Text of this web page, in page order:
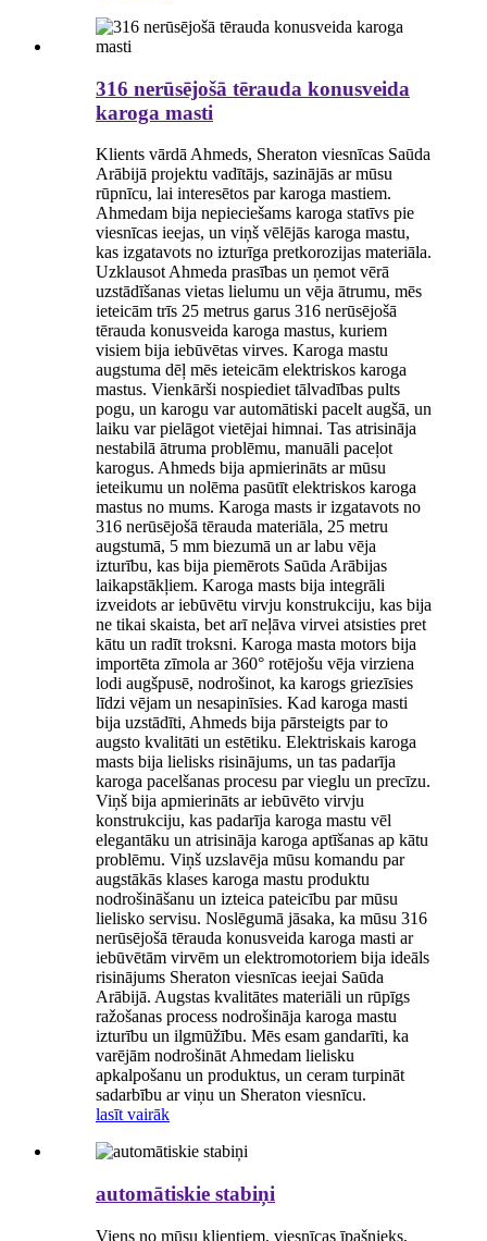
316 nerūsējošā tērauda konusveida
karoga masti
Klients vārdā Ahmeds, Sheraton viesnīcas Saūda
Arābijā projektu vadītājs, sazinājās ar mūsu
rūpnīcu, lai interesētos par karoga mastiem.
Ahmedam bija nepieciešams karoga statīvs pie
viesnīcas ieejas, un viņš vēlējās karoga mastu,
kas izgatavots no izturīga pretkorozijas materiāla.
Uzklausot Ahmeda prasības un ņemot vērā
uzstādīšanas vietas lielumu un vēja ātrumu, mēs
ieteicām trīs 25 metrus garus 316 nerūsējošā
tērauda konusveida karoga mastus, kuriem
visiem bija iebūvētas virves. Karoga mastu
augstuma dēļ mēs ieteicām elektriskos karoga
mastus. Vienkārši nospiediet tālvadības pults
pogu, un karogu var automātiski pacelt augšā, un
laiku var pielāgot vietējai himnai. Tas atrisināja
nestabilā ātruma problēmu, manuāli paceļot
karogus. Ahmeds bija apmierināts ar mūsu
ieteikumu un nolēma pasūtīt elektriskos karoga
mastus no mums. Karoga masts ir izgatavots no
316 nerūsējošā tērauda materiāla, 25 metru
augstumā, 5 mm biezumā un ar labu vēja
izturību, kas bija piemērots Saūda Arābijas
laikapstākļiem. Karoga masts bija integrāli
izveidots ar iebūvētu virvju konstrukciju, kas bija
ne tikai skaista, bet arī neļāva virvei atsisties pret
kātu un radīt troksni. Karoga masta motors bija
importēta zīmola ar 360° rotējošu vēja virziena
lodi augšpusē, nodrošinot, ka karogs griezīsies
līdzi vējam un nesapinīsies. Kad karoga masti
bija uzstādīti, Ahmeds bija pārsteigts par to
augsto kvalitāti un estētiku. Elektriskais karoga
masts bija lielisks risinājums, un tas padarīja
karoga pacelšanas procesu par vieglu un precīzu.
Viņš bija apmierināts ar iebūvēto virvju
konstrukciju, kas padarīja karoga mastu vēl
elegantāku un atrisināja karoga aptīšanas ap kātu
problēmu. Viņš uzslavēja mūsu komandu par
augstākās klases karoga mastu produktu
nodrošināšanu un izteica pateicību par mūsu
lielisko servisu. Noslēgumā jāsaka, ka mūsu 316
nerūsējošā tērauda konusveida karoga masti ar
iebūvētām virvēm un elektromotoriem bija ideāls
risinājums Sheraton viesnīcas ieejai Saūda
Arābijā. Augstas kvalitātes materiāli un rūpīgs
ražošanas process nodrošināja karoga mastu
izturību un ilgmūžību. Mēs esam gandarīti, ka
varējām nodrošināt Ahmedam lielisku
apkalpošanu un produktus, un ceram turpināt
sadarbību ar viņu un Sheraton viesnīcu.
lasīt vairāk
automātiskie stabiņi
Viens no mūsu klientiem, viesnīcas īpašnieks,